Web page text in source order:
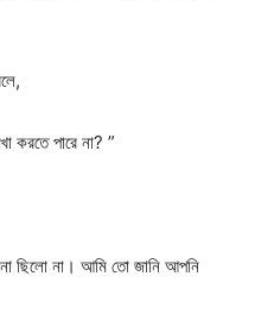
করতে পারে না? ”
ছিলো না। আমি তো জানি আপনি